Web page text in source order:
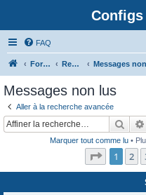
Configs
FAQ
Forum Rechercher Messages
Messages non lus
Aller à la recherche avancée
Marquer tout comme lu •
Page 1
1 2